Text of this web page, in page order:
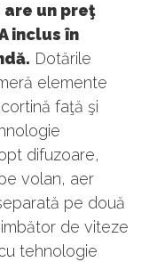
are un preţ
inclus în
Dotările
elemente
faţă şi
difuzoare,
volan, aer
pe două
de viteze
tehnologie